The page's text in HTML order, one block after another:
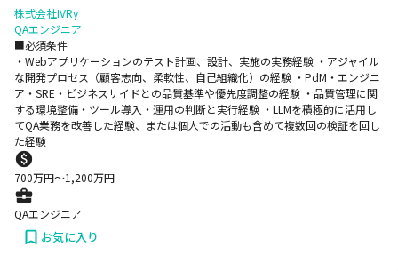
株式会社IVRy
QAエンジニア
■必須条件
・Webアプリケーションのテスト計画、設計、実施の実務経験 ・アジャイル
な開発プロセス（顧客志向、柔軟性、自己組織化）の経験 ・PdM・エンジニ
ア・SRE・ビジネスサイドとの品質基準や優先度調整の経験 ・品質管理に関
する環境整備・ツール導入・運用の判断と実行経験 ・LLMを積極的に活用し
てQA業務を改善した経験、または個人での活動も含めて複数回の検証を回し
た経験
700万円〜1,200万円
QAエンジニア
お気に入り